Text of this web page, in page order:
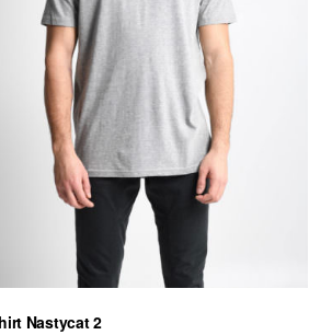
Nastycat 2